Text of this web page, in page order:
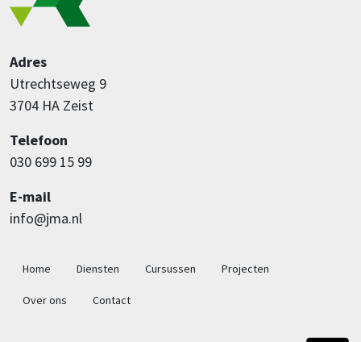
Adres
Utrechtseweg 9
3704 HA Zeist
Telefoon
030 699 15 99
E-mail
info@jma.nl
Hoofdnavigatie
Home Diensten Cursussen Projecten
Over ons Contact